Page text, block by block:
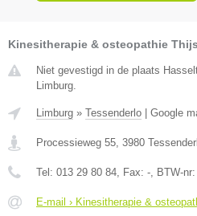
Kinesitherapie & osteopathie
Niet gevestigd in de plaats
Limburg.
Limburg » Tessenderlo Google
Processieweg 55, 3980
Tel: 013 29 80 84, Fax: -, BTW-nr:
E-mail › Kinesitherapie &